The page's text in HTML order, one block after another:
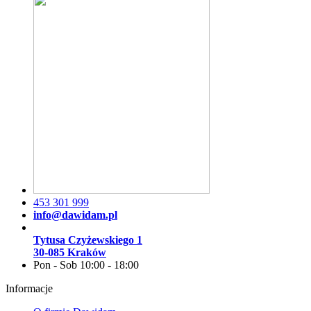
453 301 999
info@dawidam.pl
Tytusa Czyżewskiego 1
30-085 Kraków
Pon - Sob 10:00 - 18:00
Informacje